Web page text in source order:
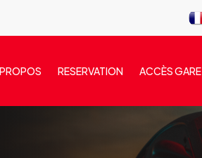
RESERVATION ACCÈS GARE